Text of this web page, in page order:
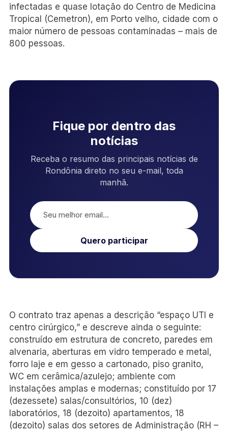
infectadas e quase lotação do Centro de Medicina
Tropical (Cemetron), em Porto velho, cidade com o
maior número de pessoas contaminadas – mais de
800 pessoas.
Fique por dentro das
notícias
Receba o resumo das principais notícias de
Rondônia direto no seu e-mail, toda
manhã.
Quero participar
O contrato traz apenas a descrição “espaço UTI e
centro cirúrgico,” e descreve ainda o seguinte:
construído em estrutura de concreto, paredes em
alvenaria, aberturas em vidro temperado e metal,
forro laje e em gesso a cartonado, piso granito,
WC em cerâmica/azulejo; ambiente com
instalações amplas e modernas; constituído por 17
(dezessete) salas/consultórios, 10 (dez)
laboratórios, 18 (dezoito) apartamentos, 18
(dezoito) salas dos setores de Administração (RH –